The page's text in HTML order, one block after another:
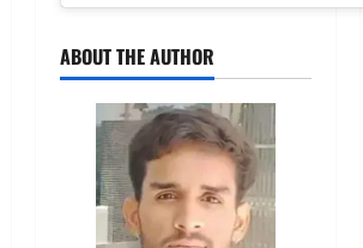
ABOUT THE AUTHOR